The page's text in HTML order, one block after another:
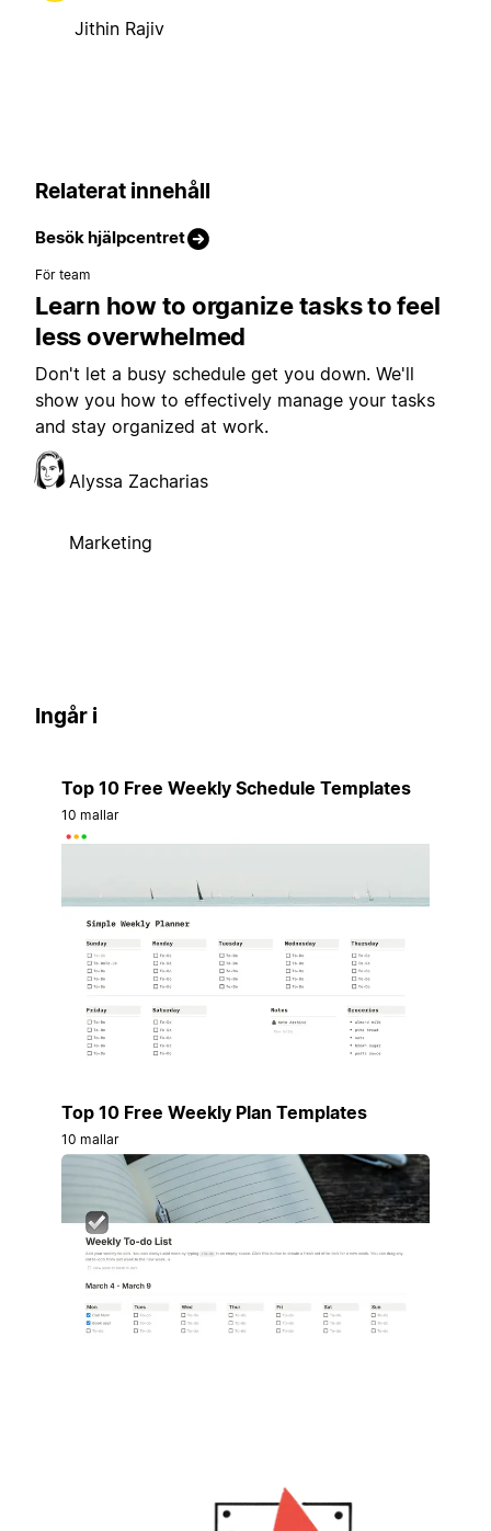
Jithin Rajiv
Relaterat innehåll
Besök hjälpcentret
För team
Learn how to organize tasks to feel
less overwhelmed
Don't let a busy schedule get you down. We'll
show you how to effectively manage your tasks
and stay organized at work.
Alyssa Zacharias
Marketing
Ingår i
Top 10 Free Weekly Schedule Templates
10 mallar
Top 10 Free Weekly Plan Templates
10 mallar